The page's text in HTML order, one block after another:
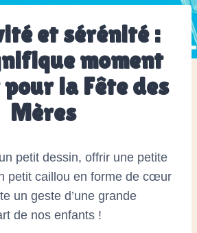
et sérénité :
moment
la Fête des
Mères
petit dessin, offrir une petite
petit caillou en forme de cœur
un geste d’une grande
de nos enfants !